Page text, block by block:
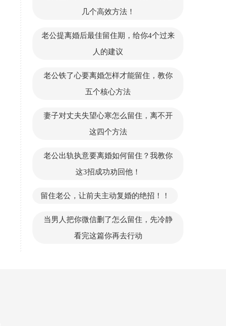
几个高效方法！
老公提离婚后最佳留住期，给你4个过来
人的建议
老公铁了心要离婚怎样才能留住，教你
五个核心方法
妻子对丈夫失望心寒怎么留住，离不开
这四个方法
老公出轨执意要离婚如何留住？我教你
这3招成功劝回他！
留住老公，让前夫主动复婚的绝招！！
当男人把你微信删了怎么留住，先冷静
看完这篇你再去行动